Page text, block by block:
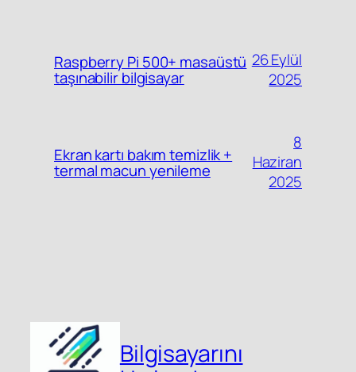
Raspberry Pi 500+ masaüstü
taşınabilir bilgisayar
26 Eylül
2025
Ekran kartı bakım temizlik +
termal macun yenileme
8
Haziran
2025
Bilgisayarını